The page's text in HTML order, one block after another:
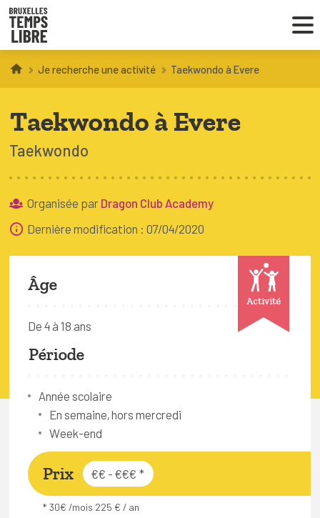
Infos parents
Coordinations ATL
À BRUXELLES
FAQ
Connexion
Espace pro
Bruxelles Temps Libre
Je recherche une activité Taekwondo à Evere
Taekwondo à Evere
Taekwondo
Organisée par Dragon Club Academy
Dernière modification : 07/04/2020
Activité
Âge
De 4 à 18 ans
Période
Année scolaire
En semaine, hors mercredi
Week-end
Prix €€ - €€€ *
* 30€ /mois 225 € / an